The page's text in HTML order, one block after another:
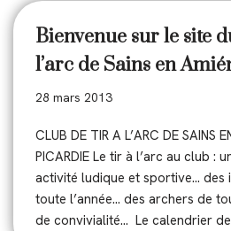
Bienvenue sur le site
l’arc de Sains en
28 mars 2013
CLUB DE TIR A L’ARC DE SAINS
PICARDIE Le tir à l’arc au club :
activité ludique et sportive… des
toute l’année… des archers de
de convivialité… Le calendrier